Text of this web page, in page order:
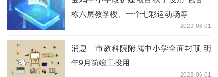
栋六层教学楼、一个七彩运动场等
2023-06-01
消息！市教科院附属中小学全面封顶 明
年9月前竣工投用
2023-06-01